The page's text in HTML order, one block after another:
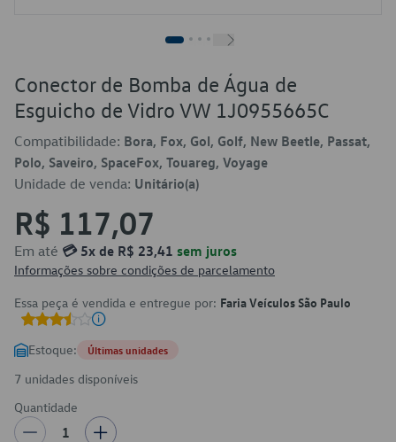
Conector de Bomba de Água de
Esguicho de Vidro VW 1J0955665C
Compatibilidade: Bora, Fox, Gol, Golf, New Beetle, Passat,
Polo, Saveiro, SpaceFox, Touareg, Voyage
Unidade de venda: Unitário(a)
R$ 117,07
Em até 💳 5x de R$ 23,41 sem juros
Informações sobre condições de parcelamento
Essa peça é vendida e entregue por: Faria Veículos São Paulo
Estoque: Últimas unidades
7 unidades disponíveis
Quantidade
1